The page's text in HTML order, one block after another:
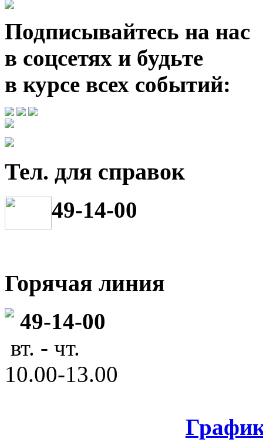
Подписывайтесь на нас
в соцсетях и будьте
в курсе всех событий:
Тел. для справок
49-14-00
Горячая линия
49-14-00
вт. - чт.
10.00-13.00